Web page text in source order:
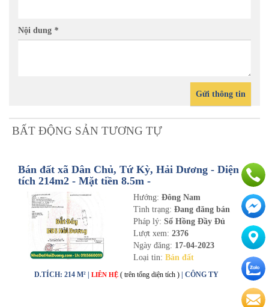
Nội dung *
Gửi thông tin
BẤT ĐỘNG SẢN TƯƠNG TỰ
Bán đất xã Dân Chủ, Tứ Kỳ, Hải Dương - Diện
tích 214m2 - Mặt tiền 8.5m -
nhadathaiduong.com
Hướng: Đông Nam
Tình trạng: Đang đăng bán
Pháp lý: Sổ Hồng Đầy Đủ
Lượt xem: 2376
Ngày đăng: 17-04-2023
Loại tin: Bán đất
D.TÍCH: 214 M² | LIÊN HỆ ( trên tổng diện tích ) | CÔNG TY